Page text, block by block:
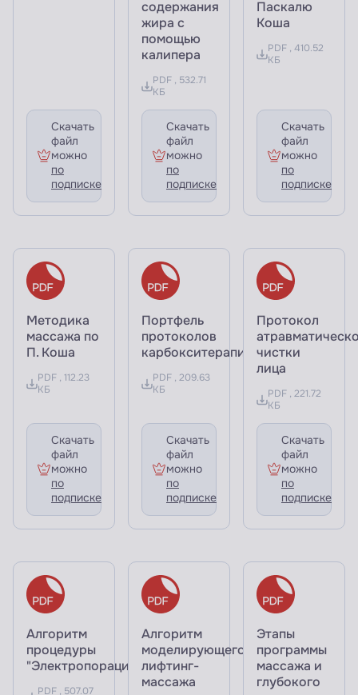
Скачать
файл
можно
по
подписке
содержания
жира с
помощью
калипера
PDF , 532.71
КБ
Скачать
файл
можно
по
подписке
Паскалю
Коша
PDF , 410.52
КБ
Скачать
файл
можно
по
подписке
Методика
массажа по
П. Коша
PDF , 112.23
КБ
Скачать
файл
можно
по
подписке
Портфель
протоколов
карбокситерапии
PDF , 209.63
КБ
Скачать
файл
можно
по
подписке
Протокол
чистки
лица
PDF , 221.72
КБ
Скачать
файл
можно
по
подписке
Алгоритм
процедуры
"Электропорация"
PDF , 507.07
Алгоритм
моделирующего
лифтинг-
массажа
Этапы
программы
массажа и
глубокого